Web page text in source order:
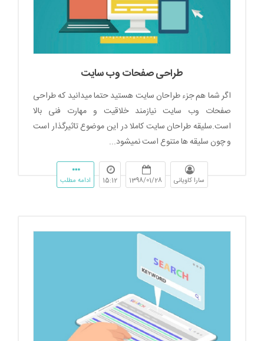
طراحی صفحات وب سایت
اگر شما هم جزء طراحان سایت هستید حتما میدانید که طراحی
صفحات وب سایت نیازمند خلاقیت و مهارت فنی بالا
است.سلیقه طراحان سایت کاملا در این موضوع تاثیرگذار است
و چون سلیقه ها متنوع است نمیشود...
سارا کاویانی 1398/01/28
15:12 ادامه مطلب